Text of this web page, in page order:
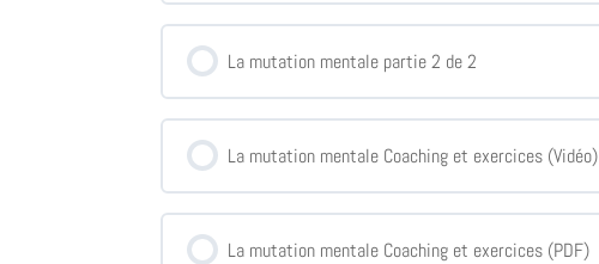
La mutation mentale partie 2 de 2
La mutation mentale Coaching et exercices (Vidéo)
La mutation mentale Coaching et exercices (PDF)